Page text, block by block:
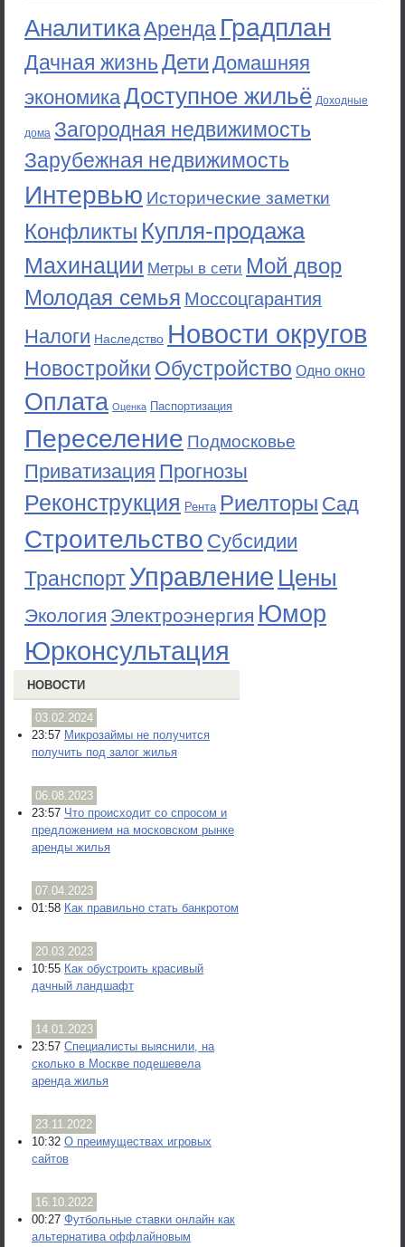
АналитикаАренда Градплан
Дачная жизньДети Домашняя
экономикаДоступное жильё Доходные
дома Загородная недвижимость
Зарубежная недвижимость
Интервью Исторические заметки
Конфликты Купля-продажа
Махинации Метры в сети Мой двор
Молодая семья Моссоцгарантия
Налоги Наследство Новости округов
Новостройки Обустройство Одно окно
Оплата Оценка Паспортизация
Переселение Подмосковье
Приватизация Прогнозы
Реконструкция Рента Риелторы Сад
Строительство Субсидии
ТранспортУправление Цены
Экология Электроэнергия Юмор
Юрконсультация
НОВОСТИ
03.02.2024
23:57 Микрозаймы не получится
получить под залог жилья
06.08.2023
23:57 Что происходит со спросом и
предложением на московском рынке
аренды жилья
07.04.2023
01:58 Как правильно стать банкротом
20.03.2023
10:55 Как обустроить красивый
дачный ландшафт
14.01.2023
23:57 Специалисты выяснили, на
сколько в Москве подешевела
аренда жилья
23.11.2022
10:32 О преимуществах игровых
сайтов
16.10.2022
00:27 Футбольные ставки онлайн как
альтернатива оффлайновым